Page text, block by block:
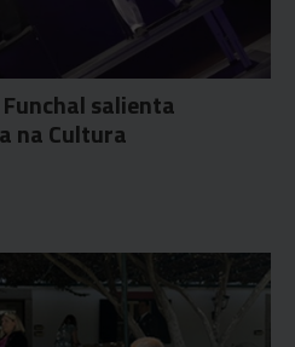
salienta
na Cultura